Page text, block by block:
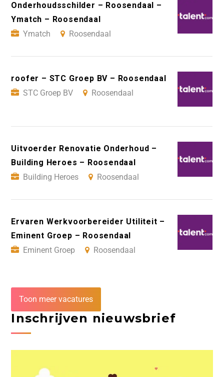
Onderhoudsschilder – Roosendaal –
Ymatch – Roosendaal
Ymatch
Roosendaal
roofer – STC Groep BV – Roosendaal
STC Groep BV
Roosendaal
Uitvoerder Renovatie Onderhoud –
Building Heroes – Roosendaal
Building Heroes
Roosendaal
Ervaren Werkvoorbereider Utiliteit –
Eminent Groep – Roosendaal
Eminent Groep
Roosendaal
Toon meer vacatures
Inschrijven nieuwsbrief